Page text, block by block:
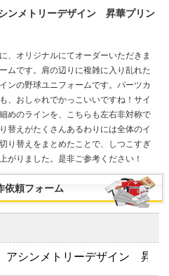
メトリーデザイン 昇華プリン
、オリジナルにてオーダーいただきま
ムです。肩の辺りに複雑に入り乱れた
ンの野球ユニフォームです。パーツカ
、おしゃれでかっこいいですね！サイ
めのラインを、こちらも左右非対称で
替えがたくさんあるわりには全体のイ
り替えをまとめたことで、しつこすぎ
がりました。是非ご参考ください！
依頼フォーム